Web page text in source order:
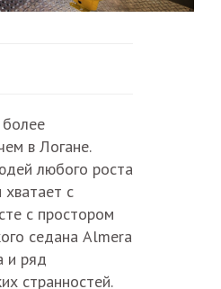
в Логане.
любого роста
с
с простором
седана Almera
и ряд
странностей.